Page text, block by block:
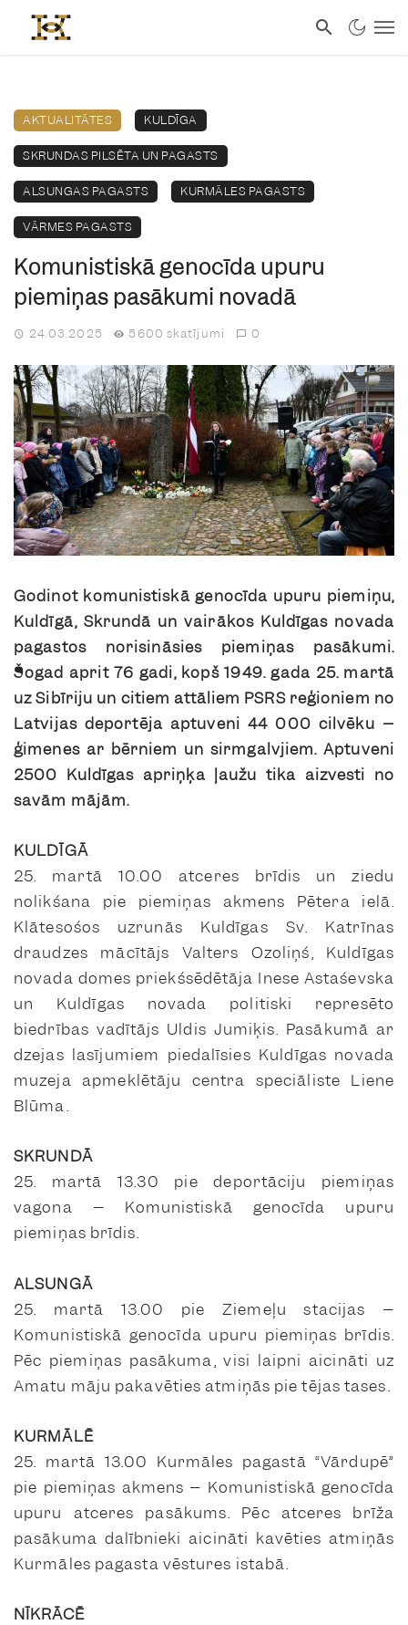
AKTUALITĀTES KULDĪGA
SKRUNDAS PILSĒTA UN PAGASTS
ALSUNGAS PAGASTS KURMĀLES PAGASTS
VĀRMES PAGASTS
Komunistiskā genocīda upuru
piemiņas pasākumi novadā
24.03.2025 5600 skatījumi 0
Godinot komunistiskā genocīda upuru piemiņu,
Kuldīgā, Skrundā un vairākos Kuldīgas novada
pagastos norisināsies piemiņas pasākumi.
Šogad aprit 76 gadi, kopš 1949. gada 25. martā
uz Sibīriju un citiem attāliem PSRS reģioniem no
Latvijas deportēja aptuveni 44 000 cilvēku –
ģimenes ar bērniem un sirmgalvjiem. Aptuveni
2500 Kuldīgas apriņķa ļaužu tika aizvesti no
savām mājām.
KULDĪGĀ
25. martā 10.00 atceres brīdis un ziedu
nolikšana pie piemiņas akmens Pētera ielā.
Klātesošos uzrunās Kuldīgas Sv. Katrīnas
draudzes mācītājs Valters Ozoliņš, Kuldīgas
novada domes priekšsēdētāja Inese Astaševska
un Kuldīgas novada politiski represēto
biedrības vadītājs Uldis Jumiķis. Pasākumā ar
dzejas lasījumiem piedalīsies Kuldīgas novada
muzeja apmeklētāju centra speciāliste Liene
Blūma.
SKRUNDĀ
25. martā 13.30 pie deportāciju piemiņas
vagona – Komunistiskā genocīda upuru
piemiņas brīdis.
ALSUNGĀ
25. martā 13.00 pie Ziemeļu stacijas –
Komunistiskā genocīda upuru piemiņas brīdis.
Pēc piemiņas pasākuma, visi laipni aicināti uz
Amatu māju pakavēties atmiņās pie tējas tases.
KURMĀLĒ
25. martā 13.00 Kurmāles pagastā “Vārdupē”
pie piemiņas akmens – Komunistiskā genocīda
upuru atceres pasākums. Pēc atceres brīža
pasākuma dalībnieki aicināti kavēties atmiņās
Kurmāles pagasta vēstures istabā.
NĪKRĀCĒ